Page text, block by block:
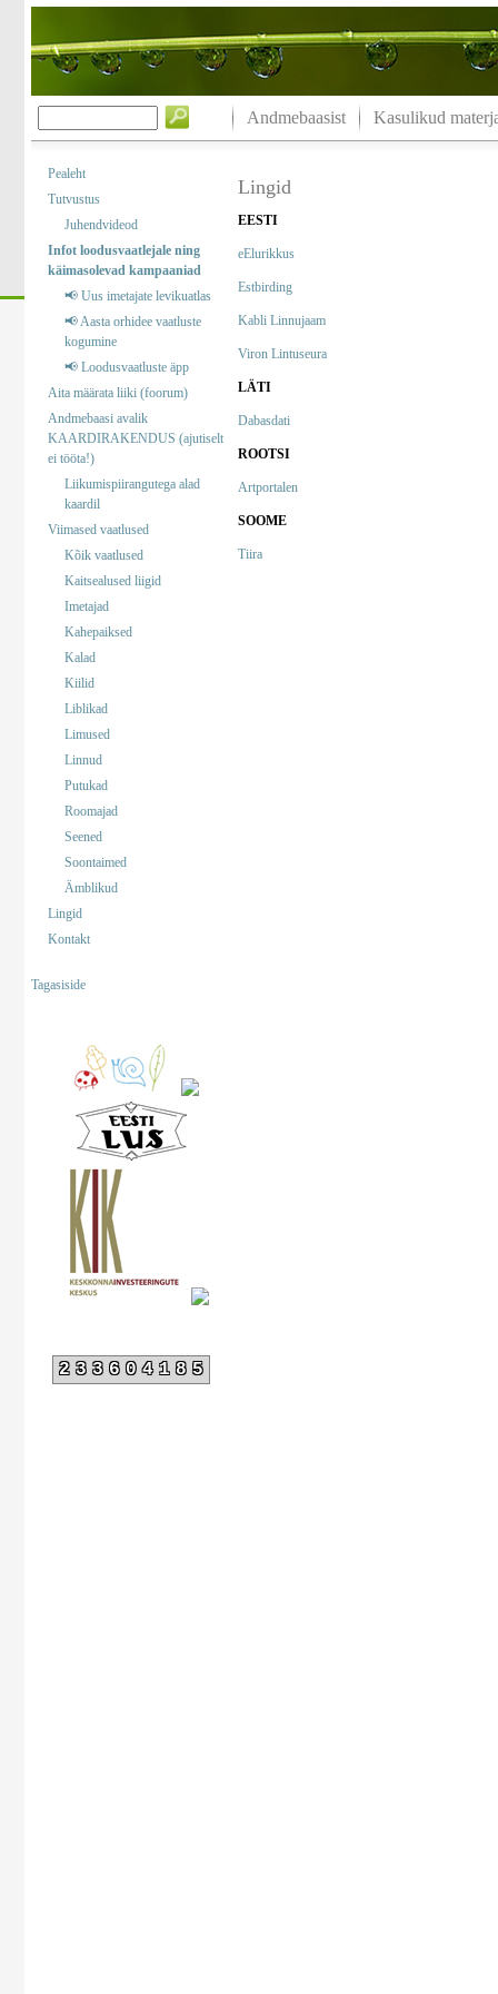
Andmebaasist Kasulikud
Pealeht
Tutvustus
Juhendvideod
Infot loodusvaatlejale ning
käimasolevad kampaaniad
📢 Uus imetajate levikuatlas
📢 Aasta orhidee vaatluste
kogumine
📢 Loodusvaatluste äpp
Aita määrata liiki (foorum)
Andmebaasi avalik
KAARDIRAKENDUS (ajutiselt
ei tööta!)
Liikumispiirangutega alad
kaardil
Viimased vaatlused
Kõik vaatlused
Kaitsealused liigid
Imetajad
Kahepaiksed
Kalad
Kiilid
Liblikad
Limused
Linnud
Putukad
Roomajad
Seened
Soontaimed
Ämblikud
Lingid
Kontakt
Tagasiside
233604185
Lingid
EESTI
eElurikkus
Estbirding
Kabli Linnujaam
Viron Lintuseura
LÄTI
Dabasdati
ROOTSI
Artportalen
SOOME
Tiira